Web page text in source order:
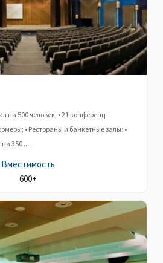
на 500 человек; • 21 конференц-
• Рестораны и банкетные залы: •
350 ...
Вместимость
600+